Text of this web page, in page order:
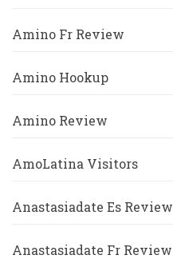
Amino Fr Review
Amino Hookup
Amino Review
AmoLatina Visitors
Anastasiadate Es Review
Anastasiadate Fr Review